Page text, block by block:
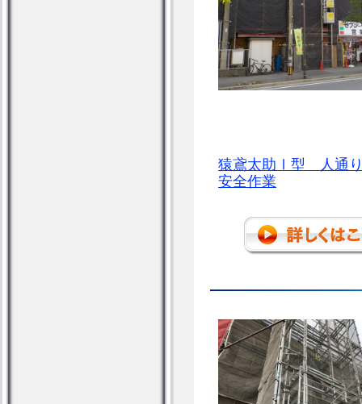
猿鳶太助Ⅰ型 人通り
安全作業